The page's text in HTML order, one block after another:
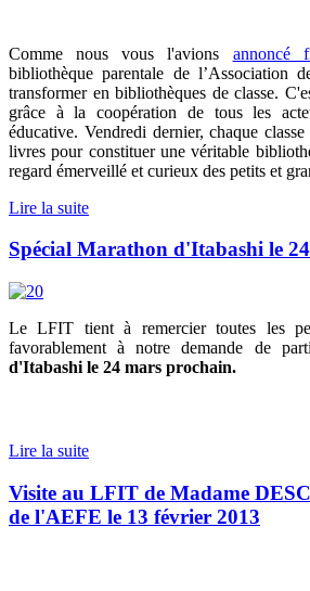
Comme nous vous l'avions annoncé
bibliothèque parentale de l’Association
transformer en bibliothèques de classe.
grâce à la coopération de tous les
éducative. Vendredi dernier, chaque
livres pour constituer une véritable
regard émerveillé et curieux des petits et
Lire la suite
Spécial Marathon d'Itabashi le
Le LFIT tient à remercier toutes les
favorablement à notre demande de
d'Itabashi le 24 mars prochain.
Lire la suite
Visite au LFIT de Madame
de l'AEFE le 13 février 2013